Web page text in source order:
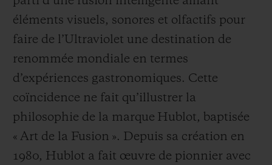
éléments visuels, sonores et olfactifs pour
faire de l’Ultraviolet une destination de
renommée mondiale en termes
d’expériences gastronomiques. Cette
coïncidence ne fait qu’illustrer la
philosophie de la marque Hublot, baptisée
« Art de la Fusion ». Depuis sa création en
1980, Hublot a fait œuvre de pionnier avec